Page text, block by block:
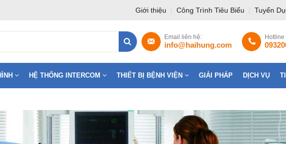
Giới thiệu Công Trình Tiêu Biểu Tuyển
Hotline
Email liên hệ:
info@haihung.com
HỆ THỐNG INTERCOM THIẾT BỊ BỆNH VIỆN GIẢI PHÁP DỊCH VỤ